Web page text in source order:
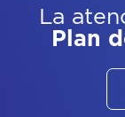
La
Plan